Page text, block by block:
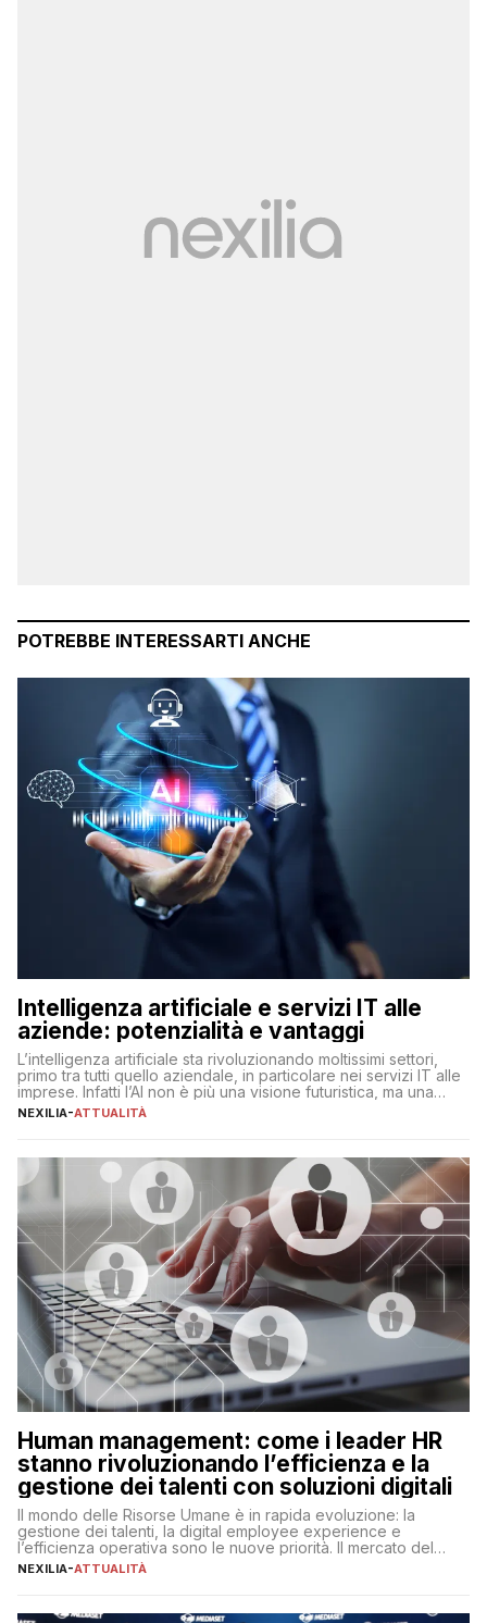
POTREBBE INTERESSARTI ANCHE
Intelligenza artificiale e servizi IT alle
aziende: potenzialità e vantaggi
L’intelligenza artificiale sta rivoluzionando moltissimi settori,
primo tra tutti quello aziendale, in particolare nei servizi IT alle
imprese. Infatti l’AI non è più una visione futuristica, ma una
realtà operativa che sta portando a un cambio significativo in
operazioni, bensì comporta […]
NEXILIA-ATTUALITÀ
Human management: come i leader HR
stanno rivoluzionando l’efficienza e la
gestione dei talenti con soluzioni digitali
Il mondo delle Risorse Umane è in rapida evoluzione: la
gestione dei talenti, la digital employee experience e
l’efficienza operativa sono le nuove priorità. Il mercato del
lavoro, d’altra parte, è sempre più competitivo con una lotta
NEXILIA-ATTUALITÀ